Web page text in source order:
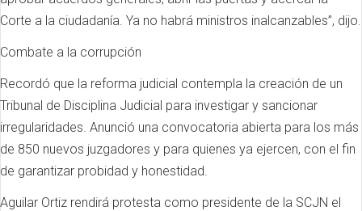
Corte a la ciudadanía. Ya no habrá ministros inalcanzables”, dijo.
Combate a la corrupción
Recordó que la reforma judicial contempla la creación de un
Tribunal de Disciplina Judicial para investigar y sancionar
irregularidades. Anunció una convocatoria abierta para los más
de 850 nuevos juzgadores y para quienes ya ejercen, con el fin
de garantizar probidad y honestidad.
Aguilar Ortiz rendirá protesta como presidente de la SCJN el